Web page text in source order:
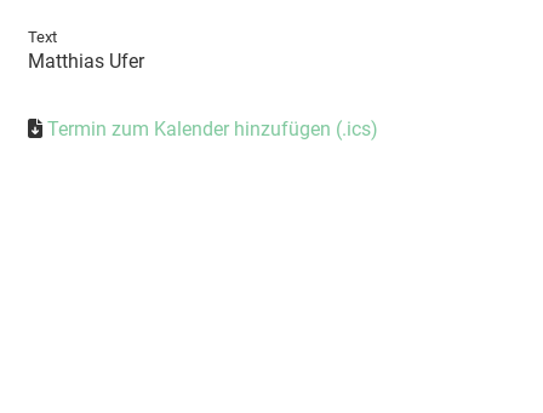
Text
Matthias Ufer
Termin zum Kalender hinzufügen (.ics)